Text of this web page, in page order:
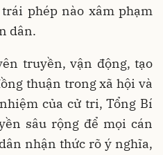
phép nào xâm phạm
dân.
truyền, vận động, tạo
thuận trong xã hội và
của cử tri, Tổng Bí
sâu rộng để mọi cán
nhận thức rõ ý nghĩa,